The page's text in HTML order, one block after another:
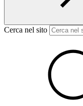
Cerca nel sito